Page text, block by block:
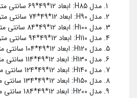
مدل H85: ابعاد 12*49*69 سانتی متر
مدل H90: ابعاد 12*49*74 سانتی متر
مدل H100: ابعاد 12*49*84 سانتی متر
مدل H110: ابعاد 12*49*94 سانتی متر
مدل H120: ابعاد 12*49*104 سانتی متر
مدل H130: ابعاد 12*49*114 سانتی متر
مدل H140: ابعاد 12*49*124 سانتی متر
مدل H150: ابعاد 12*49*134 سانتی متر
مدل H200: ابعاد 12*49*184 سانتی متر